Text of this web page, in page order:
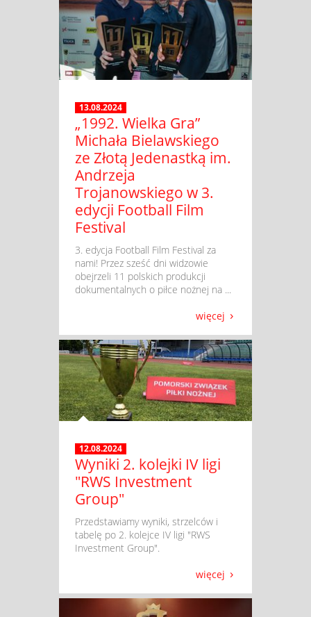
13.08.2024
„1992. Wielka Gra”
Michała Bielawskiego
ze Złotą Jedenastką im.
Andrzeja
Trojanowskiego w 3.
edycji Football Film
Festival
​ 3. edycja Football Film Festival za
nami! Przez sześć dni widzowie
obejrzeli 11 polskich produkcji
dokumentalnych o piłce nożnej na ...
więcej
12.08.2024
Wyniki 2. kolejki IV ligi
"RWS Investment
Group"
​ Przedstawiamy wyniki, strzelców i
tabelę po 2. kolejce IV ligi "RWS
Investment Group".
więcej